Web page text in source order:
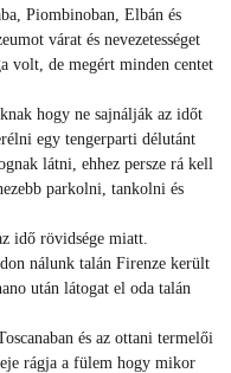
Piombinoban, Elbán és
várat és nevezetességet
volt, de megért minden centet
hogy ne sajnálják az időt
egy tengerparti délutánt
látni, ehhez persze rá kell
parkolni, tankolni és
idő rövidsége miatt.
nálunk talán Firenze került
után látogat el oda talán
és az ottani termelői
rágja a fülem hogy mikor